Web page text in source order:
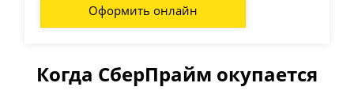
Оформить онлайн
Когда СберПрайм окупается